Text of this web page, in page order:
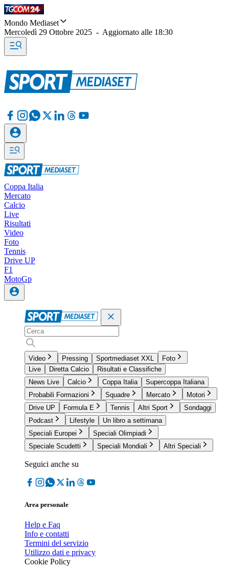
Mondo Mediaset
Mercoledì 29 Ottobre 2025 - Aggiornato alle 18:30
Coppa Italia
Mercato
Calcio
Live
Risultati
Video
Foto
Tennis
Drive UP
F1
MotoGp
Video Pressing Sportmediaset XXL
Foto
Live
Diretta Calcio
Risultati e Classifiche
News Live
Calcio Coppa Italia
Supercoppa Italiana
Probabili Formazioni
Squadre Mercato
Motori
Drive UP
Formula E Tennis Altri Sport
Sondaggi
Podcast
Lifestyle
Un libro a settimana
Speciali Europei
Speciali Olimpiadi
Speciale Scudetti
Speciali Mondiali Altri Speciali
Seguici anche su
Area personale
Help e Faq
Info e contatti
Termini del servizio
Utilizzo dati e privacy
Cookie Policy